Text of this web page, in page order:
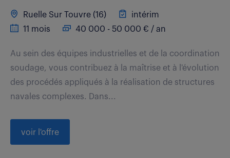
Ruelle Sur Touvre (16)
intérim
11 mois
40 000 - 50 000 € / an
Au sein des équipes industrielles et de la coordination
soudage, vous contribuez à la maîtrise et à l'évolution
des procédés appliqués à la réalisation de structures
navales complexes. Dans...
voir l'offre